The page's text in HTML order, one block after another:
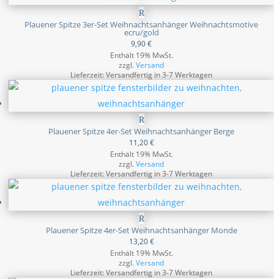
Plauener Spitze 3er-Set Weihnachtsanhänger Weihnachtsmotive
ecru/gold
9,90€
Enthält 19% MwSt.
zzgl.Versand
Lieferzeit: Versandfertig in 3-7 Werktagen
Plauener Spitze 4er-Set Weihnachtsanhänger Berge
11,20€
Enthält 19% MwSt.
zzgl.Versand
Lieferzeit: Versandfertig in 3-7 Werktagen
Plauener Spitze 4er-Set Weihnachtsanhänger Monde
13,20€
Enthält 19% MwSt.
zzgl.Versand
Lieferzeit: Versandfertig in 3-7 Werktagen